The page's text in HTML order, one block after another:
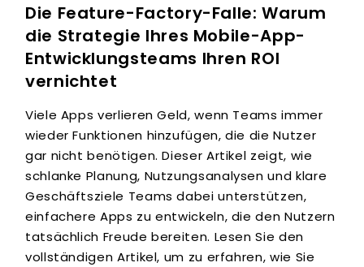
Die Feature-Factory-Falle: Warum
die Strategie Ihres Mobile-App-
Entwicklungsteams Ihren ROI
vernichtet
Viele Apps verlieren Geld, wenn Teams immer
wieder Funktionen hinzufügen, die die Nutzer
gar nicht benötigen. Dieser Artikel zeigt, wie
schlanke Planung, Nutzungsanalysen und klare
Geschäftsziele Teams dabei unterstützen,
einfachere Apps zu entwickeln, die den Nutzern
tatsächlich Freude bereiten. Lesen Sie den
vollständigen Artikel, um zu erfahren, wie Sie